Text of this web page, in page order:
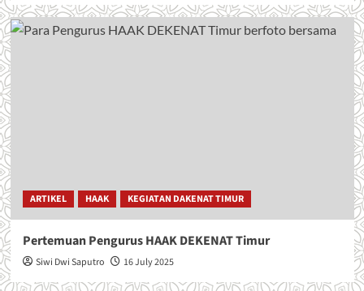
ARTIKEL HAAK KEGIATAN DAKENAT TIMUR
Pertemuan Pengurus HAAK DEKENAT Timur
Siwi Dwi Saputro 16 July 2025